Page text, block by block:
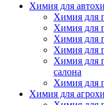
Химия для
Химия для
Химия для
Химия для
Химия для
Химия для
салона
Химия для
Химия для